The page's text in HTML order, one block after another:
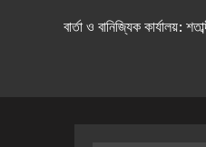
বার্তা ও বানিজ্যিক